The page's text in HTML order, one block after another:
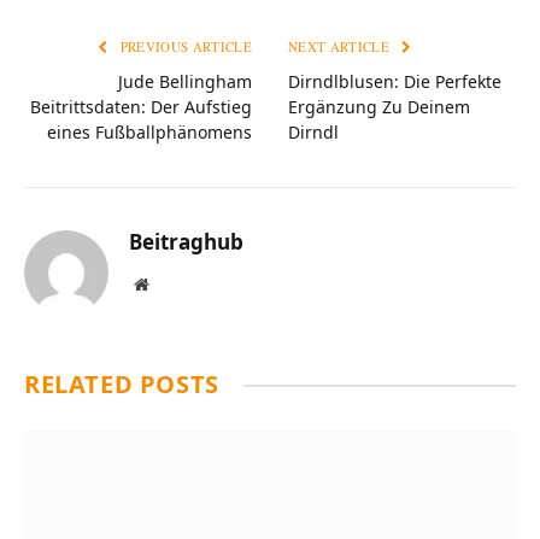
PREVIOUS ARTICLE
Jude Bellingham
Beitrittsdaten: Der Aufstieg
eines Fußballphänomens
NEXT ARTICLE
Dirndlblusen: Die Perfekte
Ergänzung Zu Deinem
Dirndl
Beitraghub
Website
RELATED POSTS